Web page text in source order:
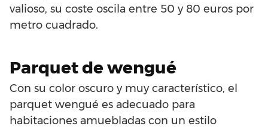
valioso, su coste oscila entre 50 y 80 euros por
metro cuadrado.
Parquet de wengué
Con su color oscuro y muy característico, el
parquet wengué es adecuado para
habitaciones amuebladas con un estilo